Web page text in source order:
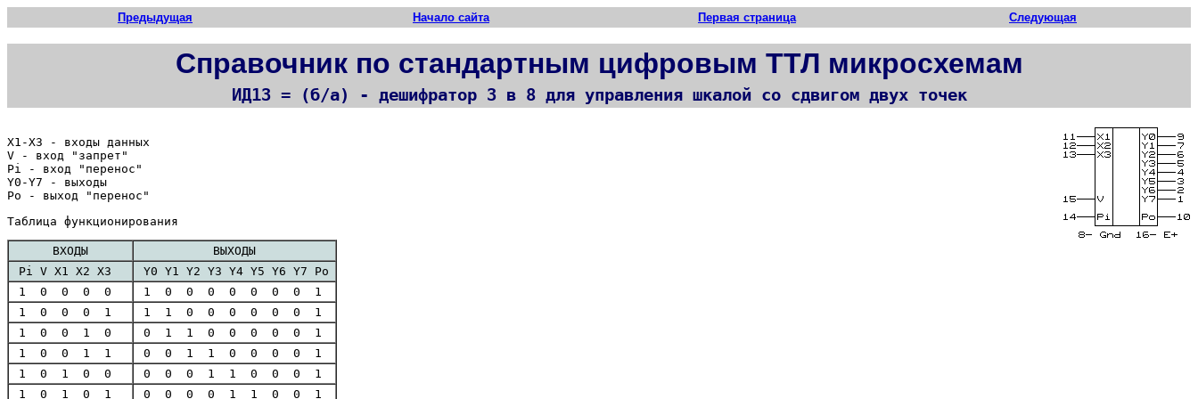
Предыдущая Начало сайта Первая страница Следующая
Справочник по стандартным цифровым ТТЛ микросхемам
ИД13 = (б/а) - дешифратор 3 в 8 для управления шкалой со сдвигом двух точек
X1-X3 - входы данных
V - вход "запрет"
Pi - вход "перенос"
Y0-Y7 - выходы
Po - выход "перенос"
Таблица функционирования
ВХОДЫ
ВЫХОДЫ
Pi V X1 X2 X3
Y0 Y1 Y2 Y3 Y4 Y5 Y6 Y7 Po
1 0 0 0 0
1 0 0 0 0 0 0 0 1
1 0 0 0 1
1 1 0 0 0 0 0 0 1
1 0 0 1 0
0 1 1 0 0 0 0 0 1
1 0 0 1 1
0 0 1 1 0 0 0 0 1
1 0 1 0 0
0 0 0 1 1 0 0 0 1
1 0 1 0 1
0 0 0 0 1 1 0 0 1